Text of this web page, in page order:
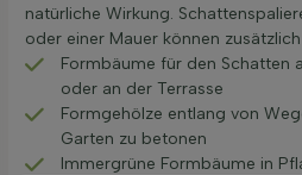
natürliche Wirkung.
oder einer Mauer können
Formbäume für den Schatten
oder an der Terrasse
Formgehölze entlang von
Garten zu betonen
Immergrüne Formbäume in